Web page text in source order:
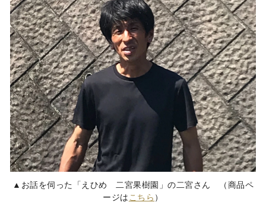
▲お話を伺った「えひめ 二宮果樹園」の二宮さん （商品ペ
ージはこちら ）